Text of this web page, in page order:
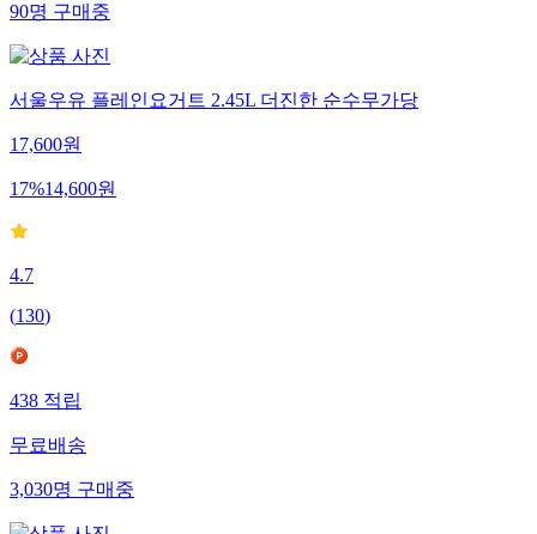
90명 구매중
서울우유 플레인요거트 2.45L 더진한 순수무가당
17,600원
17%14,600원
4.7
(130)
438 적립
무료배송
3,030명 구매중